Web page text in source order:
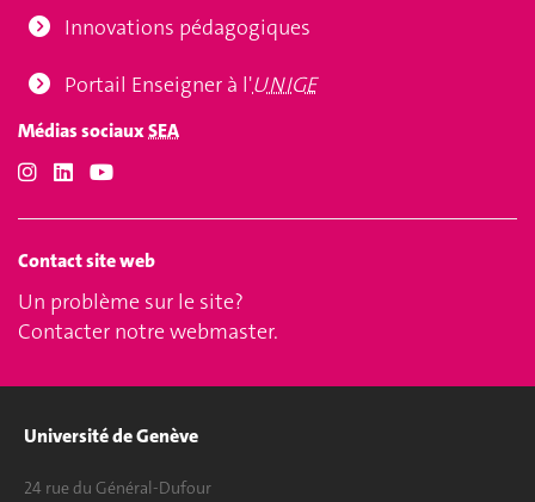
Innovations pédagogiques
Portail Enseigner à l'UNIGE
Médias sociauxSEA
Contact site web
Un problème sur le site?
Contacter notre webmaster.
Université de Genève
24 rue du Général-Dufour